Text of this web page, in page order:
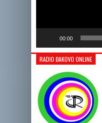
00:00
RADIO ĐAKOVO ONLINE